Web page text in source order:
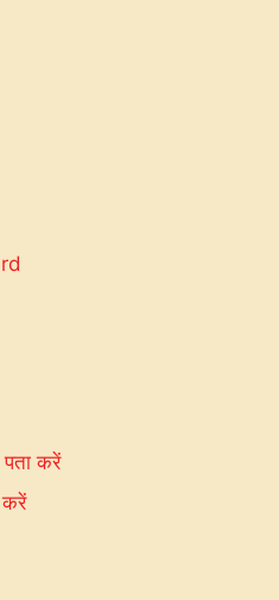
पता करें
करें